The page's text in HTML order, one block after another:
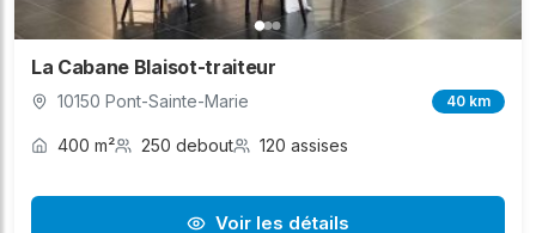
La Cabane Blaisot-traiteur
10150 Pont-Sainte-Marie 40 km
400 m² 250 debout 120 assises
Voir les détails